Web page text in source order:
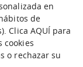
en
de
Clica AQUÍ para
cookies
o rechazar su